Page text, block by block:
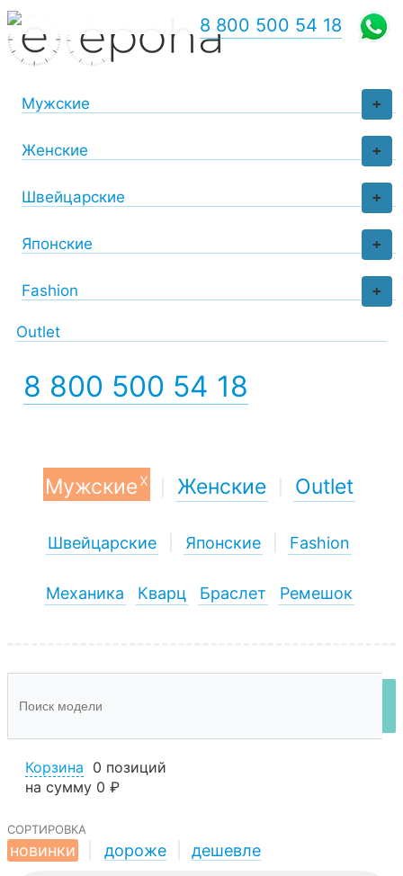
+
Мужские
+
Женские
+
Швейцарские
+
Японские
+
Fashion
Outlet
8 800 500 54 18
8 800 500 54 18
Мужскиеx Женские Outlet
Швейцарские Японские Fashion
Механика Кварц Браслет Ремешок
Корзина 0 позиций
на сумму 0 ₽
сортировка
новинки
дороже дешевле